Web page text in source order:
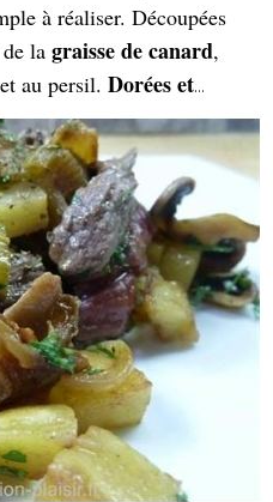
à réaliser. Découpées
la graisse de canard,
au persil. Dorées et
à merveille confits,
la richesse du